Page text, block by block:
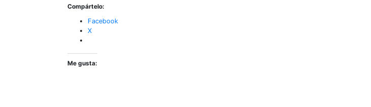
Compártelo:
Facebook
X
Me gusta: